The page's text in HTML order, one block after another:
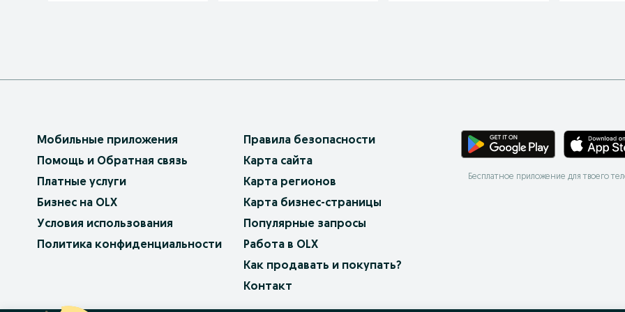
Мобильные приложения
Помощь и Обратная связь
Платные услуги
Бизнес на OLX
Условия использования
Политика конфиденциальности
Правила безопасности
Карта сайта
Карта регионов
Карта бизнес-страницы
Популярные запросы
Работа в OLX
Как продавать и покупать?
Контакт
Бесплатное приложение для твоего